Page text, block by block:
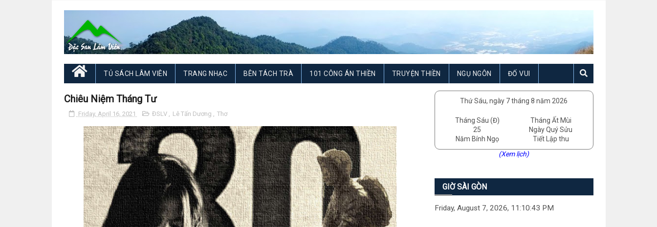
TỦ SÁCH LÂM VIÊN TRANG NHẠC BÊN TÁCH TRÀ 101 CÔNG ÁN THIỀN TRUYỆN THIỀN NGỤ NGÔN ĐỐ VUI
Chiêu Niệm Tháng Tư
Friday, April 16, 2021 ĐSLV , Lê Tấn Dương , Thơ
Thứ Sáu, ngày 7 tháng 8 năm 2026
Tháng Sáu (Đ)
25
Năm Bính Ngọ
Tháng Ất Mùi
Ngày Quý Sửu
Tiết Lập thu
(Xem lịch)
GIỜ SÀI GÒN
Friday, August 7, 2026, 11:10:44 PM